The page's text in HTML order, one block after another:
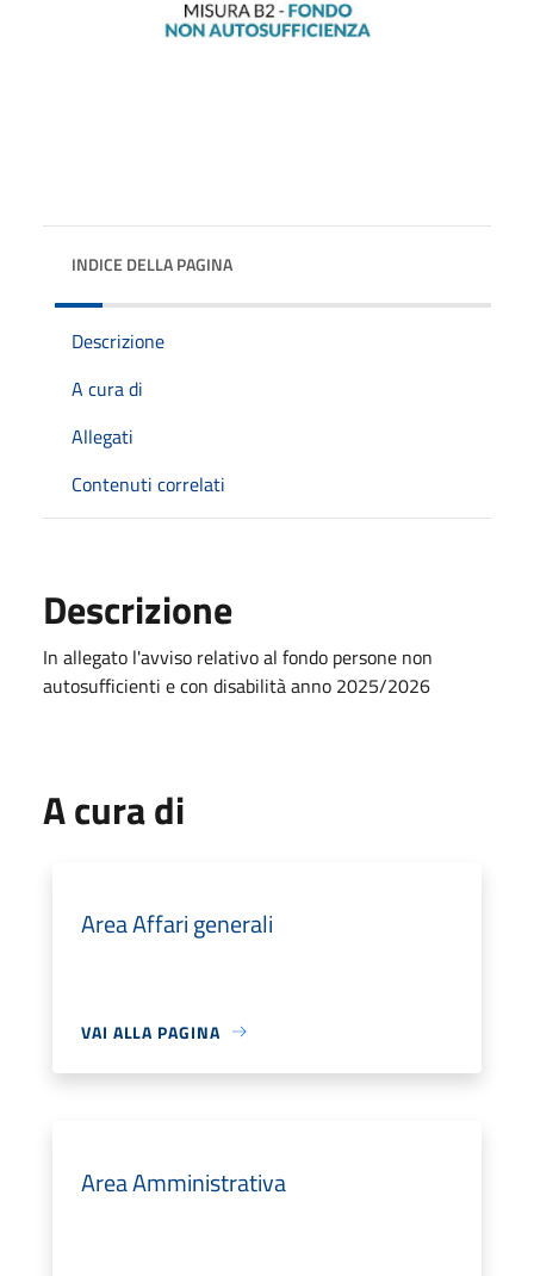
INDICE DELLA PAGINA
Descrizione
A cura di
Allegati
Contenuti correlati
Descrizione
In allegato l'avviso relativo al fondo persone non
autosufficienti e con disabilità anno 2025/2026
A cura di
Area Affari generali
VAI ALLA PAGINA
Area Amministrativa